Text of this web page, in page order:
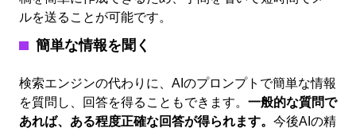
ルを送ることが可能です。
簡単な情報を聞く
検索エンジンの代わりに、AIのプロンプトで簡単な情報
を質問し、回答を得ることもできます。 一般的な質問で
あれば、ある程度正確な回答が得られます。 今後AIの精